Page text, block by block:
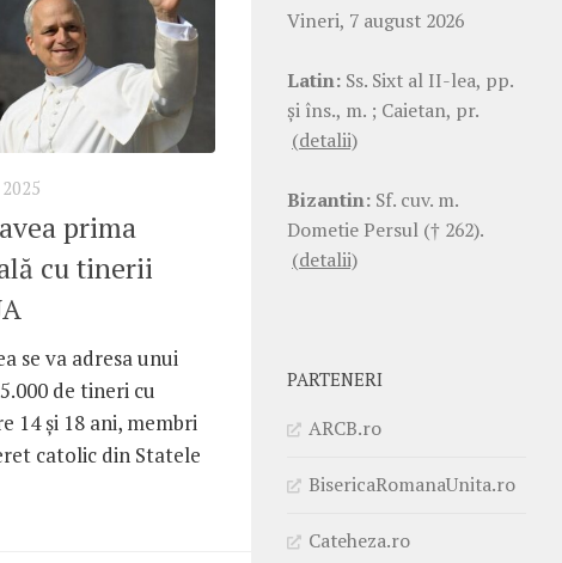
prima
cu tinerii
se va adresa unui
de tineri cu
14 și 18 ani, membri
catolic din Statele
Vineri, 7 august 2026
Latin: Ss. Sixt al II-lea, pp.
şi îns., m. ; Caietan, pr.
(detalii)
Bizantin: Sf. cuv. m.
Dometie Persul († 262).
(detalii)
PARTENERI
ARCB.ro
BisericaRomanaUnita.ro
Cateheza.ro